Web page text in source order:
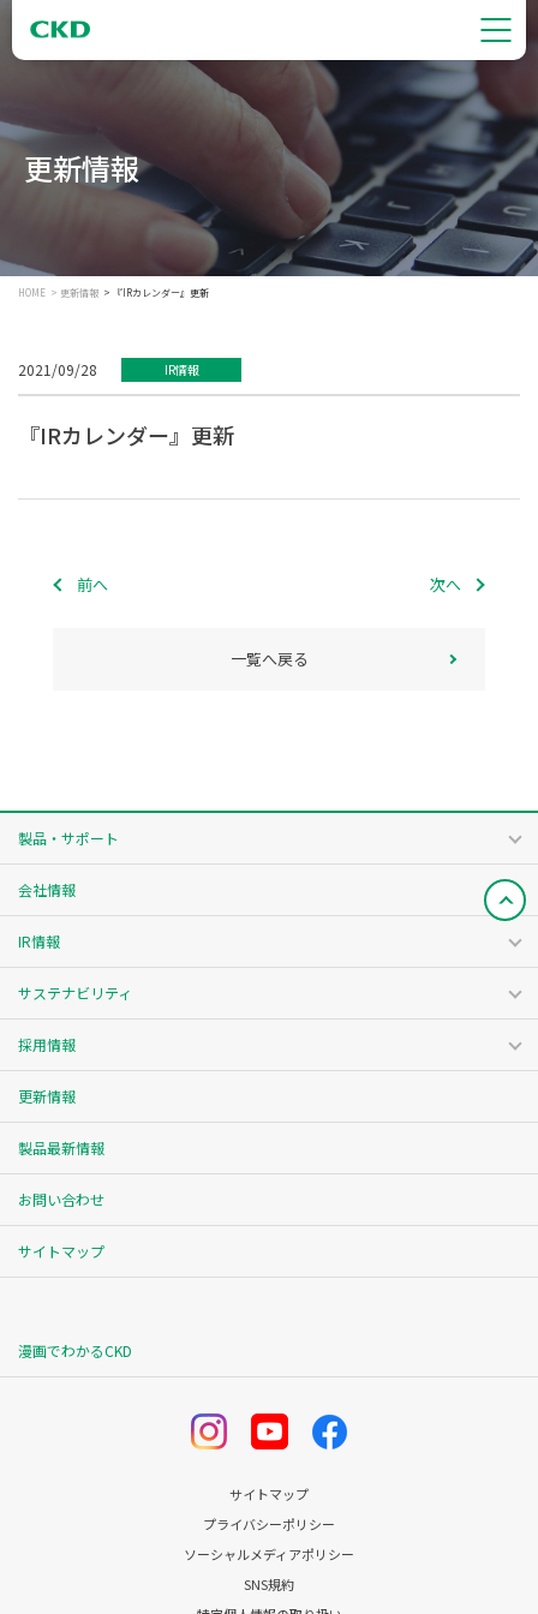
更新情報
HOME 更新情報 『IRカレンダー』更新
2021/09/28 IR情報
『IRカレンダー』更新
前へ 次へ
一覧へ戻る
製品・サポート
会社情報
IR情報
サステナビリティ
採用情報
更新情報
製品最新情報
お問い合わせ
サイトマップ
漫画でわかるCKD
サイトマップ
プライバシーポリシー
ソーシャルメディアポリシー
SNS規約